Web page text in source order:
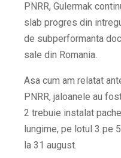
PNRR, Gulermak
slab progres din
de subperformanta
sale din Romania.
Asa cum am relatat
PNRR, jaloanele au
2 trebuie instalat
lungime, pe lotul 3 pe
la 31 august.